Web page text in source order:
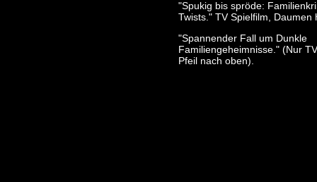
"Spukig bis spröde:
Twists." TV Spielfilm, Daumen
"Spannender Fall um Dunkle
Familiengeheimnisse." (Nur
Pfeil nach oben).